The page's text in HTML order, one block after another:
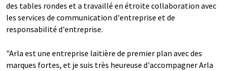
des tables rondes et a travaillé en étroite collaboration avec
les services de communication d'entreprise et de
responsabilité d'entreprise.
"Arla est une entreprise laitière de premier plan avec des
marques fortes, et je suis très heureuse d'accompagner Arla